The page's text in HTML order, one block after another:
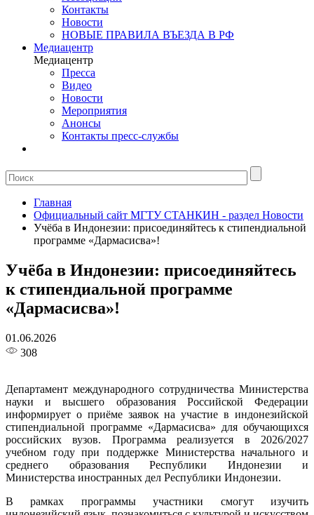
Контакты
Новости
НОВЫЕ ПРАВИЛА ВЪЕЗДА В РФ
Медиацентр
Медиацентр
Пресса
Видео
Новости
Мероприятия
Анонсы
Контакты пресс-службы
Главная
Официальный сайт МГТУ СТАНКИН - раздел Новости
Учёба в Индонезии: присоединяйтесь к стипендиальной
программе «Дармасисва»!
Учёба в Индонезии: присоединяйтесь
к стипендиальной программе
«Дармасисва»!
01.06.2026
308
Департамент международного сотрудничества Министерства
науки и высшего образования Российской Федерации
информирует о приёме заявок на участие в индонезийской
стипендиальной программе «Дармасисва» для обучающихся
российских вузов. Программа реализуется в 2026/2027
учебном году при поддержке Министерства начального и
среднего образования Республики Индонезии и
Министерства иностранных дел Республики Индонезии.
В рамках программы участники смогут изучить